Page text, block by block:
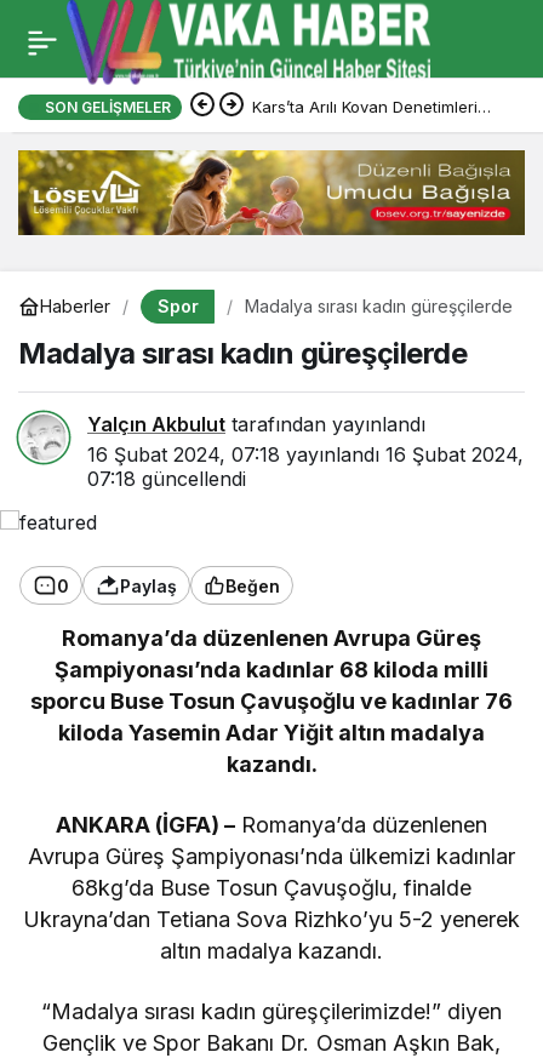
SON GELIŞMELER Kars’ta Arılı Kovan Denetimleri
Sürüyor
Haberler Spor Madalya sırası kadın güreşçilerde
Madalya sırası kadın güreşçilerde
Yalçın Akbulut tarafından yayınlandı
16 Şubat 2024, 07:18 yayınlandı 16 Şubat 2024,
07:18 güncellendi
0 Paylaş Beğen
Romanya’da düzenlenen Avrupa Güreş
Şampiyonası’nda kadınlar 68 kiloda milli
sporcu Buse Tosun Çavuşoğlu ve kadınlar 76
kiloda Yasemin Adar Yiğit altın madalya
kazandı.
ANKARA (İGFA) – Romanya’da düzenlenen
Avrupa Güreş Şampiyonası’nda ülkemizi kadınlar
68kg’da Buse Tosun Çavuşoğlu, finalde
Ukrayna’dan Tetiana Sova Rizhko’yu 5-2 yenerek
altın madalya kazandı.
“Madalya sırası kadın güreşçilerimizde!” diyen
Gençlik ve Spor Bakanı Dr. Osman Aşkın Bak,